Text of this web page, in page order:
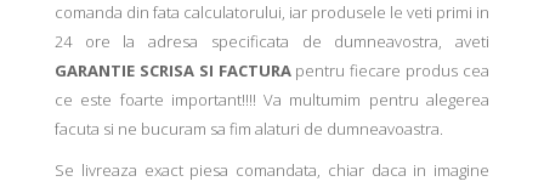
comanda din fata calculatorului, iar produsele le veti primi in
24 ore la adresa specificata de dumneavostra, aveti
GARANTIE SCRISA SI FACTURApentru fiecare produs cea
ce este foarte important!!!! Va multumim pentru alegerea
facuta si ne bucuram sa fim alaturi de dumneavoastra.
Se livreaza exact piesa comandata, chiar daca in imagine